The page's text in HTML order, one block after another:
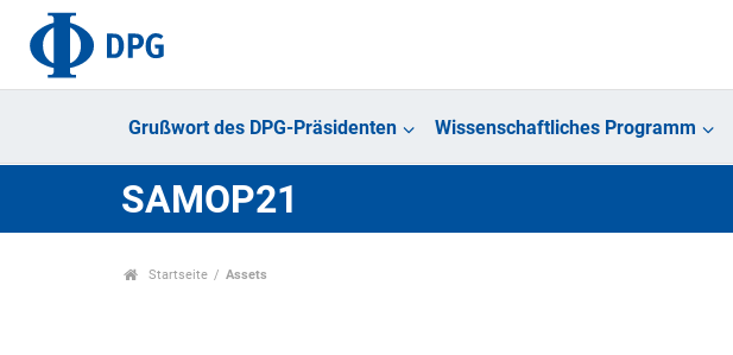
Grußwort des DPG-Präsidenten Wissenschaftliches Programm
SAMOP21
Startseite Assets